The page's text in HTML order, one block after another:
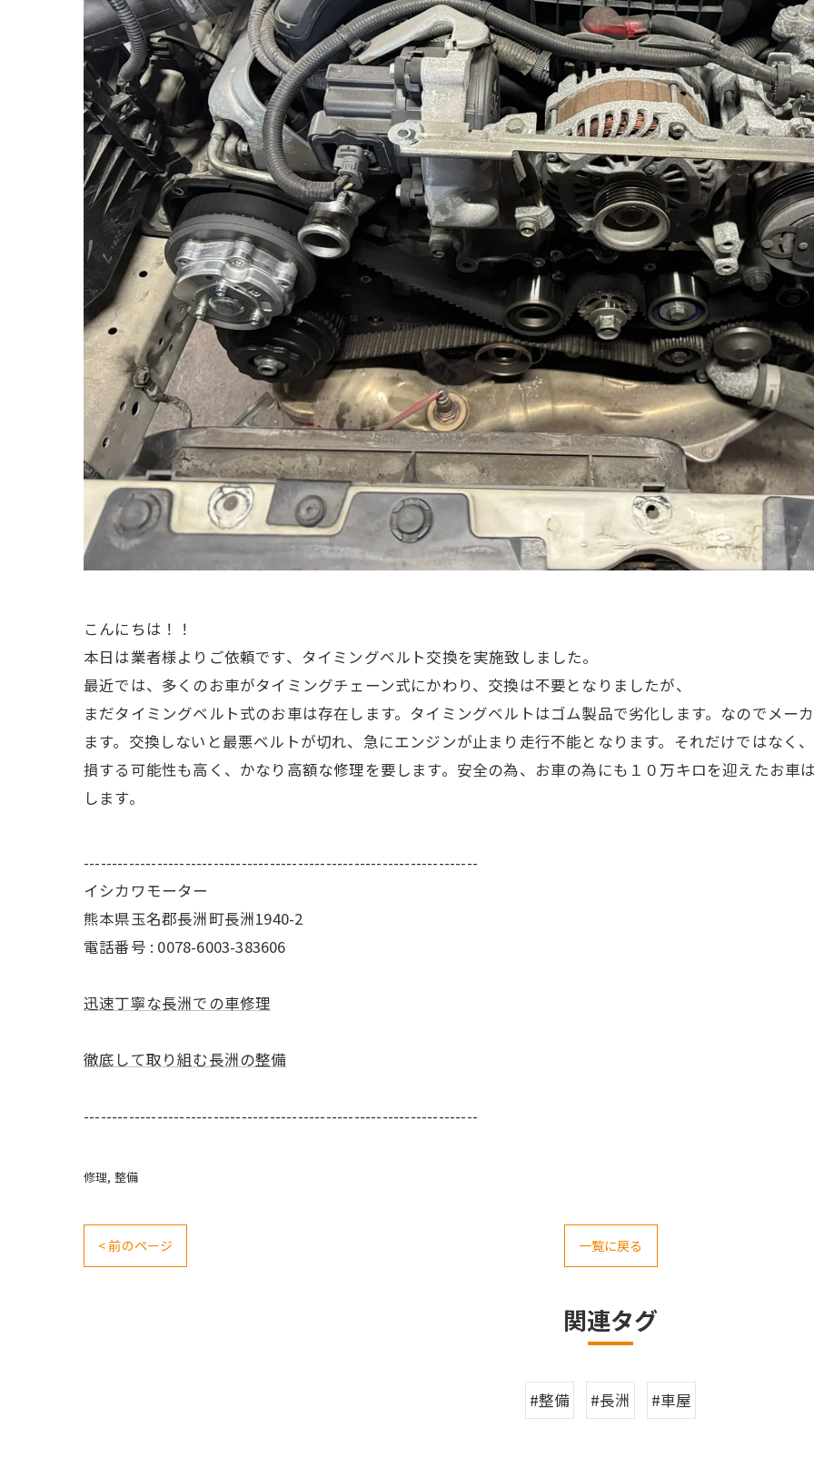
こんにちは！！
本日は業者様よりご依頼です、タイミングベルト交換を実施致しました。
最近では、多くのお車がタイミングチェーン式にかわり、交換は不要となりましたが、
まだタイミングベルト式のお車は存在します。タイミングベルトはゴム製品で劣化します。なのでメー
ます。交換しないと最悪ベルトが切れ、急にエンジンが止まり走行不能となります。それだけではなく
損する可能性も高く、かなり高額な修理を要します。安全の為、お車の為にも１０万キロを迎えたお車
します。
----------------------------------------------------------------------
イシカワモーター
熊本県玉名郡長洲町長洲1940-2
電話番号 : 0078-6003-383606
迅速丁寧な長洲での車修理
徹底して取り組む長洲の整備
----------------------------------------------------------------------
修理 整備
< 前のページ 一覧に戻る
関連タグ
#整備 #長洲 #車屋